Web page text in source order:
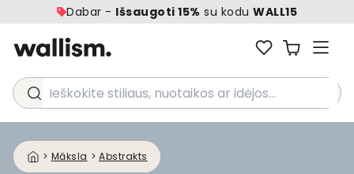
Dabar - Išsaugoti 15% su kodu WALL15
Ieškokite stiliaus, nuotaikos ar idėjos...
> Māksla > Abstrakts